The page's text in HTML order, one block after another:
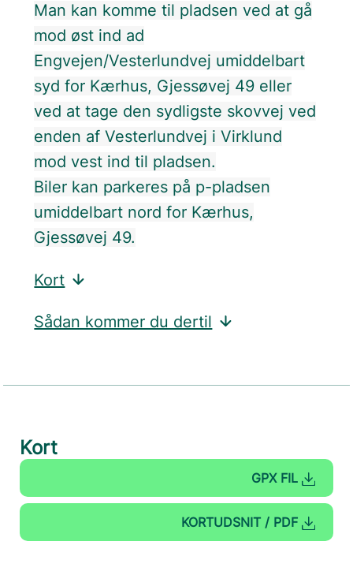
Man kan komme til pladsen ved at gå
mod øst ind ad
Engvejen/Vesterlundvej umiddelbart
syd for Kærhus, Gjessøvej 49 eller
ved at tage den sydligste skovvej ved
enden af Vesterlundvej i Virklund
mod vest ind til pladsen.
Biler kan parkeres på p-pladsen
umiddelbart nord for Kærhus,
Gjessøvej 49.
Kort
Sådan kommer du dertil
Kort
GPX FIL
KORTUDSNIT / PDF